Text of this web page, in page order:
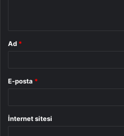
Ad *
E-posta *
İnternet sitesi